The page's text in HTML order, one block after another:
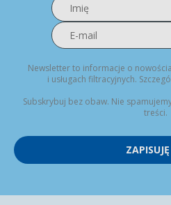
Newsletter to informacje o
i usługach filtracyjnych.
Subskrybuj bez obaw. Nie
treści.